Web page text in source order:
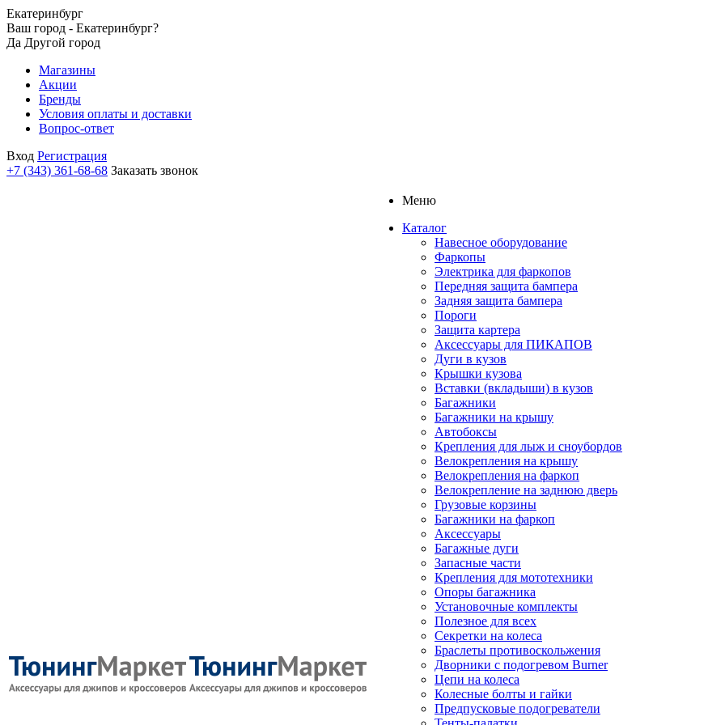
Екатеринбург
Ваш город - Екатеринбург?
Да Другой город
Магазины
Акции
Бренды
Условия оплаты и доставки
Вопрос-ответ
Вход Регистрация
+7 (343) 361-68-68 Заказать звонок
Меню
Каталог
Навесное оборудование
Фаркопы
Электрика для фаркопов
Передняя защита бампера
Задняя защита бампера
Пороги
Защита картера
Аксессуары для ПИКАПОВ
Дуги в кузов
Крышки кузова
Вставки (вкладыши) в кузов
Багажники
Багажники на крышу
Автобоксы
Крепления для лыж и сноубордов
Велокрепления на крышу
Велокрепления на фаркоп
Велокрепление на заднюю дверь
Грузовые корзины
Багажники на фаркоп
Аксессуары
Багажные дуги
Запасные части
Крепления для мототехники
Опоры багажника
Установочные комплекты
Полезное для всех
Секретки на колеса
Браслеты противоскольжения
Дворники с подогревом Burner
Цепи на колеса
Колесные болты и гайки
Предпусковые подогреватели